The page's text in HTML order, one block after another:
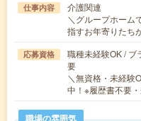
仕事内容
介護関連
＼グループホーム
指すお年寄りたち
応募資格
職種未経験OK / ブ
要
＼無資格・未経験
中！※履歴書不要
職場の雰囲気